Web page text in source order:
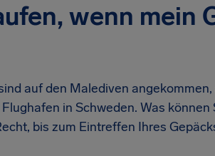
wenn mein
auf den Malediven
in Schweden. Was
bis zum Eintreffen Ihres